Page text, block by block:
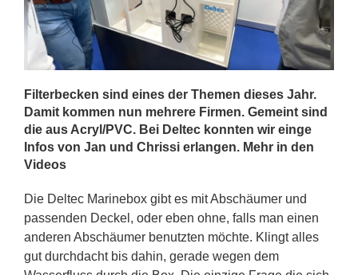
Filterbecken sind eines der Themen dieses Jahr.
Damit kommen nun mehrere Firmen. Gemeint sind
die aus Acryl/PVC. Bei Deltec konnten wir einge
Infos von Jan und Chrissi erlangen. Mehr in den
Videos
Die Deltec Marinebox gibt es mit Abschäumer und
passenden Deckel, oder eben ohne, falls man einen
anderen Abschäumer benutzten möchte. Klingt alles
gut durchdacht bis dahin, gerade wegen dem